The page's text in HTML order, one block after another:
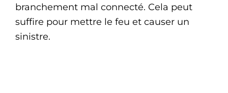
branchement mal connecté. Cela peut
suffire pour mettre le feu et causer un
sinistre.